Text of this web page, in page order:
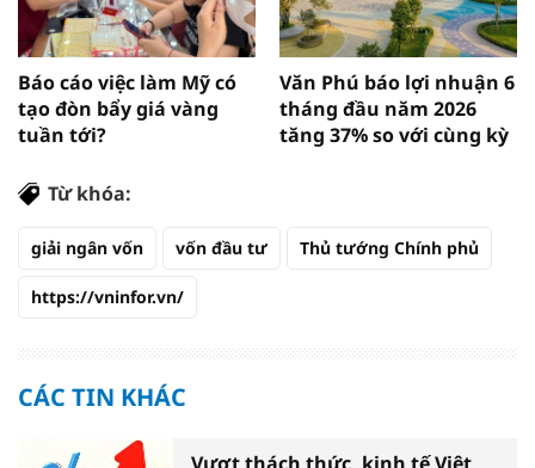
Báo cáo việc làm Mỹ có
tạo đòn bẩy giá vàng
tuần tới?
Văn Phú báo lợi nhuận 6
tháng đầu năm 2026
tăng 37% so với cùng kỳ
Từ khóa:
giải ngân vốn vốn đầu tư Thủ tướng Chính phủ
https://vninfor.vn/
CÁC TIN KHÁC